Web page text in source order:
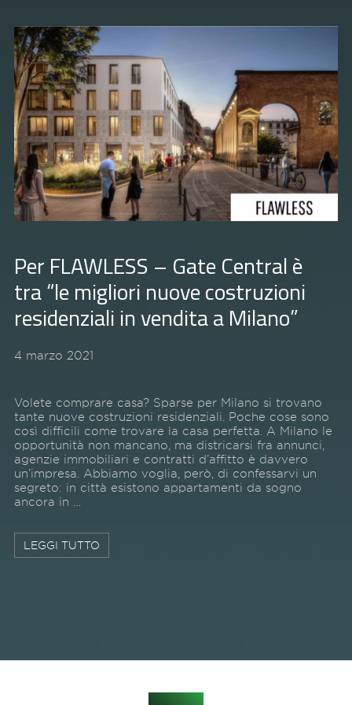
Per FLAWLESS – Gate Central è
tra “le migliori nuove costruzioni
residenziali in vendita a Milano”
4 marzo 2021
Volete comprare casa? Sparse per Milano si trovano
tante nuove costruzioni residenziali. Poche cose sono
così difficili come trovare la casa perfetta. A Milano le
opportunità non mancano, ma districarsi fra annunci,
agenzie immobiliari e contratti d’affitto è davvero
un’impresa. Abbiamo voglia, però, di confessarvi un
segreto: in città esistono appartamenti da sogno
ancora in …
LEGGI TUTTO